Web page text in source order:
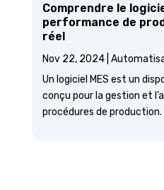
Comprendre le
performance de
réel
Nov 22, 2024|
Un logiciel MES est un
conçu pour la gestion et
procédures de production.